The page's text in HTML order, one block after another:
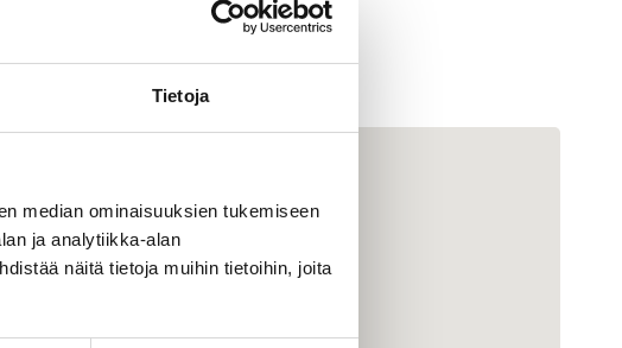
Tietoja
median ominaisuuksien tukemiseen
ja analytiikka-alan
näitä tietoja muihin tietoihin, joita